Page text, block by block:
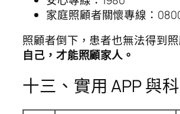
家庭照顧者關懷專線：
照顧者倒下，患者也無法得到照
自己，才能照顧家人。
十三、實用 APP 與